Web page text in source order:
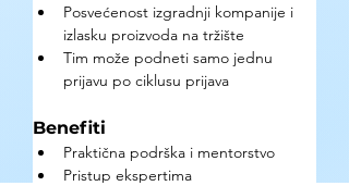
Posvećenost izgradnji kompanije i
izlasku proizvoda na tržište
Tim može podneti samo jednu
prijavu po ciklusu prijava
Benefiti
Praktična podrška i mentorstvo
Pristup ekspertima